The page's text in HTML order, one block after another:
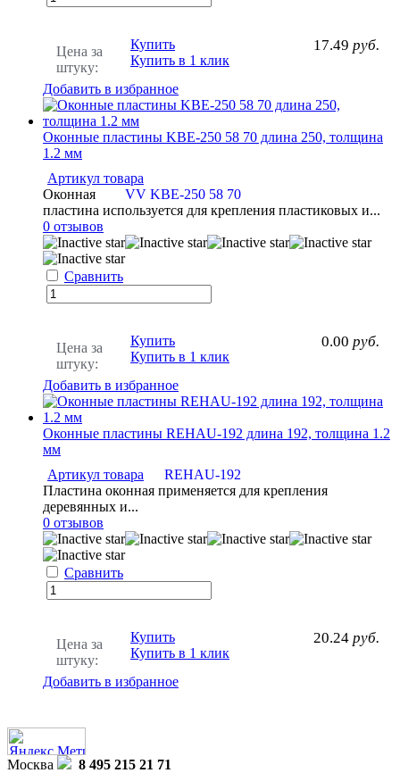
Цена за
штуку:
17.49 руб.
Купить
Купить в 1 клик
Добавить в избранное
Оконные пластины KBE-250 58 70 длина 250, толщина
1.2 мм
Артикул товара
VV KBE-250 58 70
Оконная
пластина используется для крепления пластиковых и...
0 отзывов
Сравнить
Цена за
штуку:
0.00 руб.
Купить
Купить в 1 клик
Добавить в избранное
Оконные пластины REHAU-192 длина 192, толщина 1.2
мм
Артикул товара
REHAU-192
Пластина оконная применяется для крепления
деревянных и...
0 отзывов
Сравнить
Цена за
штуку:
20.24 руб.
Купить
Купить в 1 клик
Добавить в избранное
Москва
8 495 215 21 71